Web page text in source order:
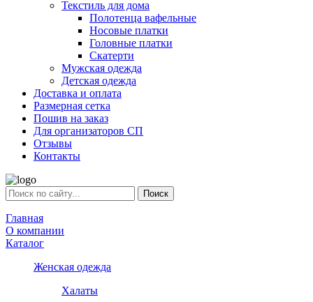
Текстиль для дома
Полотенца вафельные
Носовые платки
Головные платки
Скатерти
Мужская одежда
Детская одежда
Доставка и оплата
Размерная сетка
Пошив на заказ
Для организаторов СП
Отзывы
Контакты
Главная
О компании
Каталог
Женская одежда
Халаты